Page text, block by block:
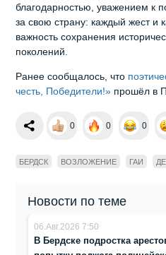
благодарностью, уважением к
за свою страну: каждый жест и
важность сохранения
поколений.
Ранее сообщалось, что
честь, Победители!» прошёл в
0 0 0
БЕРДСК ВОЗЛОЖЕНИЕ ГАИ
Новости по теме
06.Авг.2026 7:50
В Бердске подростка